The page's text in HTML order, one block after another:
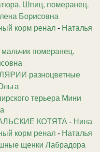
Шпиц, померанец.
Борисовна
корм ренал - Наталья
померанец.
разноцветные
терьера Мини
КОТЯТА - Нина
корм ренал - Наталья
щенки Лабрадора